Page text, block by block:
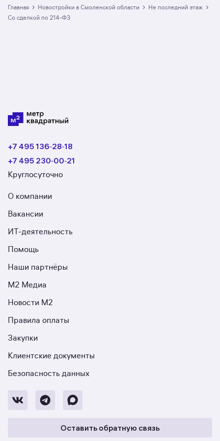
в Смоленской области: в разделе размещено
6 ЖК. Гарантия сделки: вернём полную
Главная › Новостройки в Смоленской области › не последний этаж ›
со сделкой по 214-ФЗ
+7 495 136‑28‑18
+7 495 230‑00‑21
Круглосуточно
О компании
Вакансии
ИТ-деятельность
Помощь
Наши партнёры
М2 Медиа
Новости М2
Правила оплаты
Закупки
Клиентские документы
Безопасность данных
Оставить обратную связь